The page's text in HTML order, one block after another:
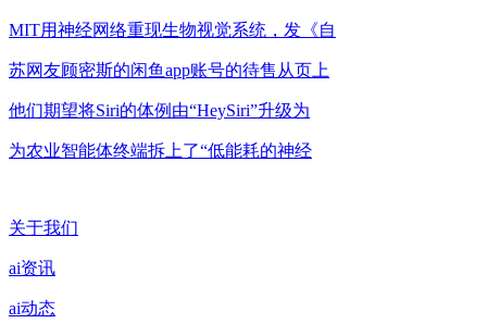
MIT用神经网络重现生物视觉系统，发《自
苏网友顾密斯的闲鱼app账号的待售从页上
他们期望将Siri的体例由“HeySiri”升级为
为农业智能体终端拆上了“低能耗的神经
关于我们
ai资讯
ai动态